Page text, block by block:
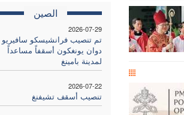
الصين
2026-07-29
تم تنصيب فرانشيسكو سافيريو
دوان يونغكون أسقفاً مساعداً
لمدينة بامينغ
2026-07-22
تنصيب أسقف تشيفنغ